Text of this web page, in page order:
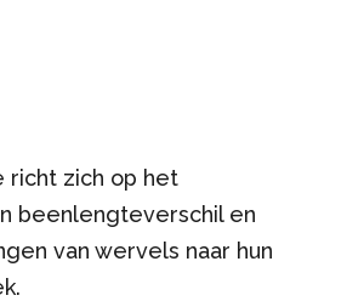
richt zich op het
beenlengteverschil en
van wervels naar hun